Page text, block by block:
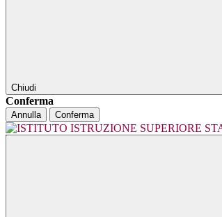
Chiudi
Conferma
Annulla Conferma